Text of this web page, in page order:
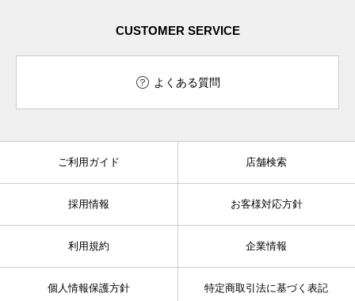
CUSTOMER SERVICE
よくある質問
ご利用ガイド 店舗検索
採用情報 お客様対応方針
利用規約 企業情報
個人情報保護方針 特定商取引法に基づく表記